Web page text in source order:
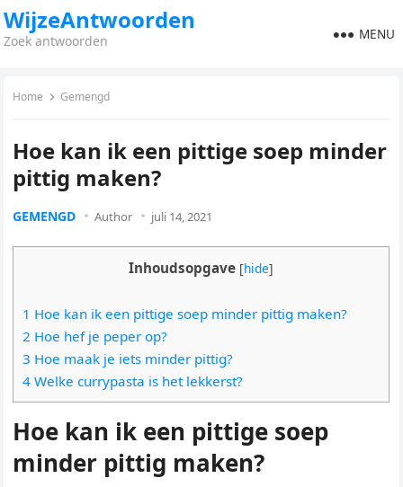
WijzeAntwoorden
Zoek antwoorden MENU
Home Gemengd
Hoe kan ik een pittige soep minder
pittig maken?
GEMENGD Author juli 14, 2021
Inhoudsopgave [hide]
1 Hoe kan ik een pittige soep minder pittig maken?
2 Hoe hef je peper op?
3 Hoe maak je iets minder pittig?
4 Welke currypasta is het lekkerst?
Hoe kan ik een pittige soep
minder pittig maken?